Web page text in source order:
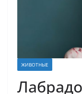
ЖИВОТНЫЕ